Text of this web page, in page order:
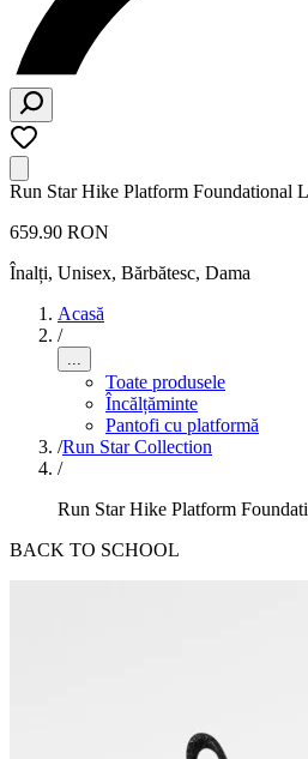
Run Star Hike Platform Foundational
659.90 RON
Înalți, Unisex, Bărbătesc, Dama
Acasă
/
...
Toate produsele
Încălțăminte
Pantofi cu platformă
/Run Star Collection
/
Run Star Hike Platform
BACK TO SCHOOL